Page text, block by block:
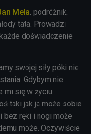
Mela, podróżnik,
tata. Prowadzi
doświadczenie
swojej siły póki nie
Gdybym nie
mi się w życiu
taki jak ja może sobie
bez ręki i nogi może
może. Oczywiście